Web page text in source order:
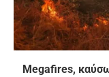
Megafires,